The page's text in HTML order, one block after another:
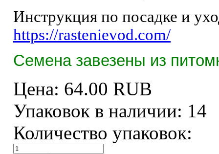
Инструкция по посадке и
https://rastenievod.com/
Семена завезены из
Цена: 64.00 RUB
Упаковок в наличии: 14
Количество упаковок: